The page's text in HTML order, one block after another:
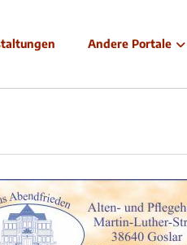
Andere Portale